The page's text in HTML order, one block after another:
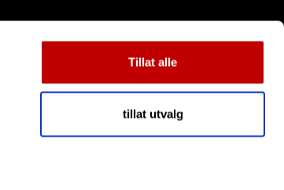
Tillat alle
tillat utvalg